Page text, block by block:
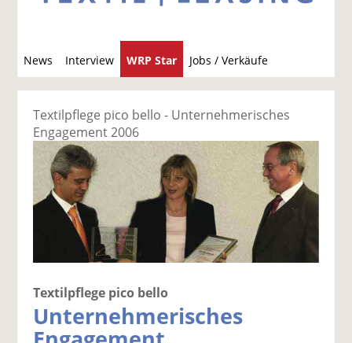
News Interview WRP Star Jobs / Verkäufe
u
c
Textilpflege pico bello - Unternehmerisches
Engagement 2006
Textilpflege pico bello
Unternehmerisches